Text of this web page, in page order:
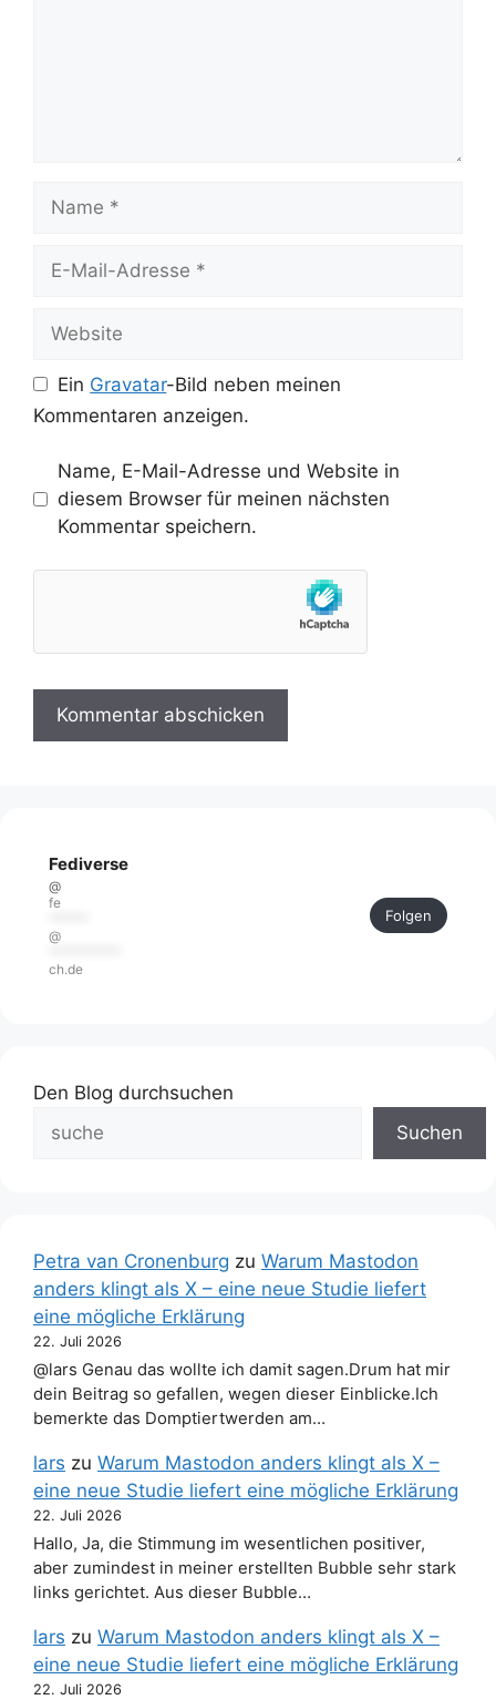
Mail-
Ein Gravatar-Bild neben meinen
Kommentaren anzeigen.
Name, E-Mail-Adresse und Website in
diesem Browser für meinen nächsten
Kommentar speichern.
Fediverse
@
fe
@
ch.de
Folgen
Den Blog durchsuchen
Suchen
Petra van Cronenburg zu Warum Mastodon
anders klingt als X – eine neue Studie liefert
eine mögliche Erklärung
22. Juli 2026
@lars Genau das wollte ich damit sagen.Drum hat mir
dein Beitrag so gefallen, wegen dieser Einblicke.Ich
bemerkte das Domptiertwerden am…
lars zu Warum Mastodon anders klingt als X –
eine neue Studie liefert eine mögliche Erklärung
22. Juli 2026
Hallo, Ja, die Stimmung im wesentlichen positiver,
aber zumindest in meiner erstellten Bubble sehr stark
links gerichtet. Aus dieser Bubble…
lars zu Warum Mastodon anders klingt als X –
eine neue Studie liefert eine mögliche Erklärung
22. Juli 2026